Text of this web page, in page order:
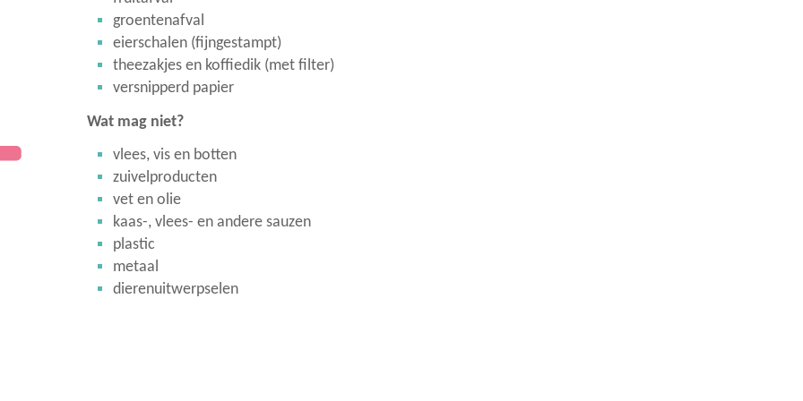
groentenafval
eierschalen (fijngestampt)
theezakjes en koffiedik (met filter)
versnipperd papier
Wat mag niet?
vlees, vis en botten
zuivelproducten
vet en olie
kaas-, vlees- en andere sauzen
plastic
metaal
dierenuitwerpselen